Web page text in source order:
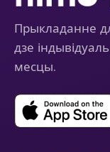
Прыкладанне
дзе
месцы.